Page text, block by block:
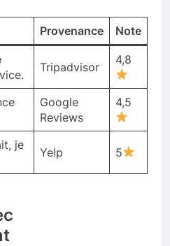
Provenance Note
Tripadvisor
4,8
Google
Reviews
4,5
je
Yelp 5